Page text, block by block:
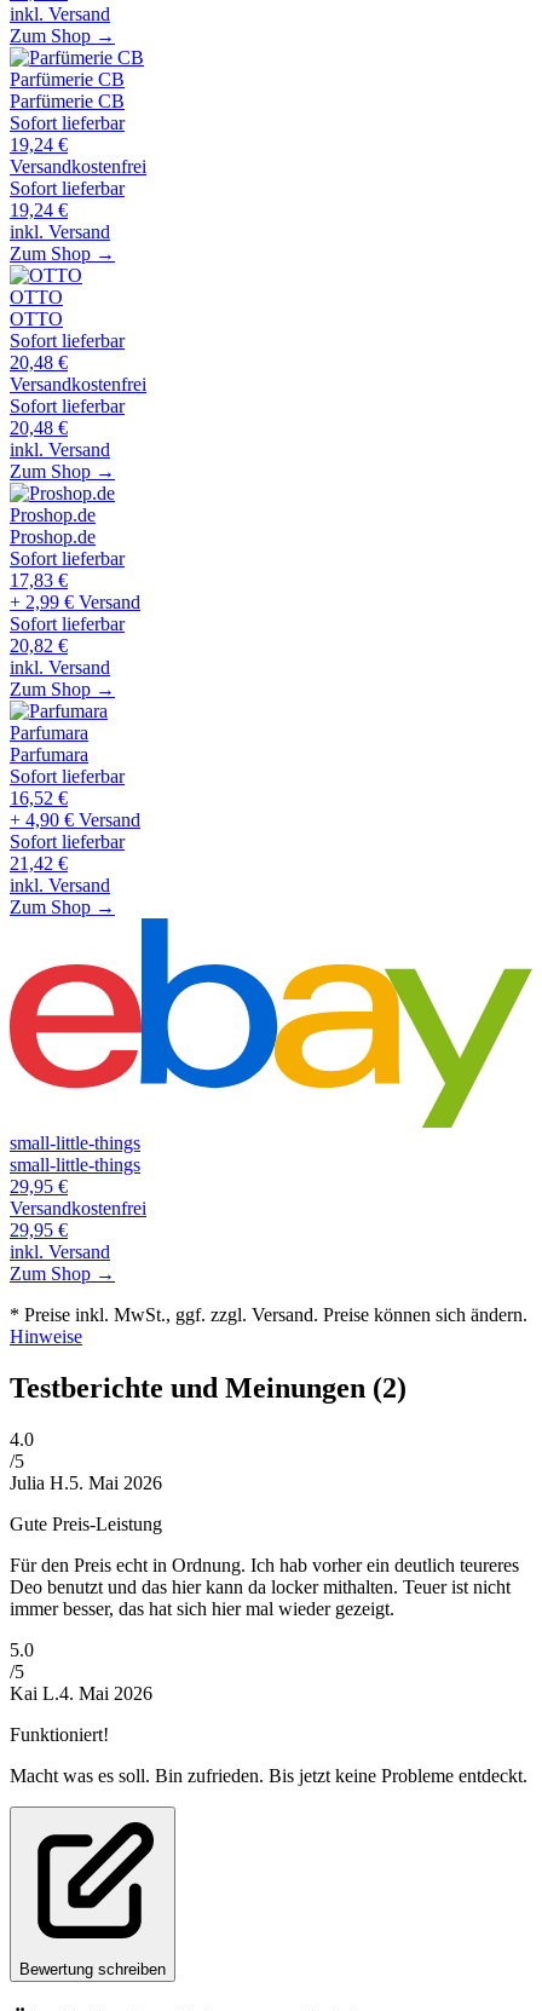
inkl. Versand
Zum Shop →
Parfümerie CB
Parfümerie CB
Sofort lieferbar
19,24 €
Versandkostenfrei
Sofort lieferbar
19,24 €
inkl. Versand
Zum Shop →
OTTO
OTTO
Sofort lieferbar
20,48 €
Versandkostenfrei
Sofort lieferbar
20,48 €
inkl. Versand
Zum Shop →
Proshop.de
Proshop.de
Sofort lieferbar
17,83 €
+ 2,99 € Versand
Sofort lieferbar
20,82 €
inkl. Versand
Zum Shop →
Parfumara
Parfumara
Sofort lieferbar
16,52 €
+ 4,90 € Versand
Sofort lieferbar
21,42 €
inkl. Versand
Zum Shop →
small-little-things
small-little-things
29,95 €
Versandkostenfrei
29,95 €
inkl. Versand
Zum Shop →
* Preise inkl. MwSt., ggf. zzgl. Versand. Preise können sich ändern.
Hinweise
Testberichte und Meinungen (2)
4.0
/5
Julia H.5. Mai 2026
Gute Preis-Leistung
Für den Preis echt in Ordnung. Ich hab vorher ein deutlich teureres
Deo benutzt und das hier kann da locker mithalten. Teuer ist nicht
immer besser, das hat sich hier mal wieder gezeigt.
5.0
/5
Kai L.4. Mai 2026
Funktioniert!
Macht was es soll. Bin zufrieden. Bis jetzt keine Probleme entdeckt.
Bewertung schreiben